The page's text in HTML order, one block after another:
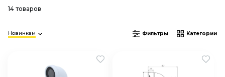
14 товаров
Новинкам Фильтры Категории